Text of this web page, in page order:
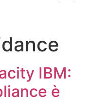
IBM:
è